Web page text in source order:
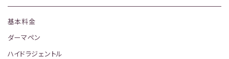
基本料金
ダーマペン
ハイドラジェントル